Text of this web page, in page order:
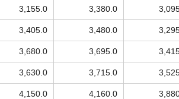
3,155.0 3,380.0
3,405.0 3,480.0
3,680.0 3,695.0
3,630.0 3,715.0
4,150.0 4,160.0